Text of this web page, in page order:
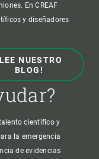
En CREAF
y diseñadores
NUESTRO
BLOG!
científico y
la emergencia
de evidencias